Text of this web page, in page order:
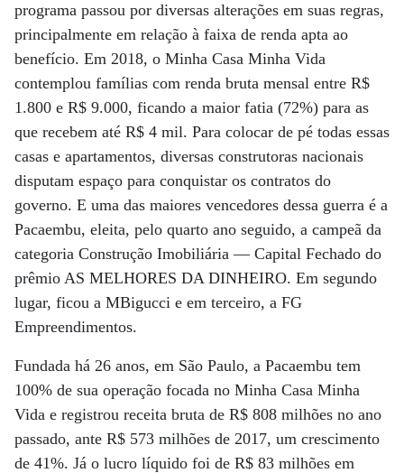
programa passou por diversas alterações em suas regras,
principalmente em relação à faixa de renda apta ao
benefício. Em 2018, o Minha Casa Minha Vida
contemplou famílias com renda bruta mensal entre R$
1.800 e R$ 9.000, ficando a maior fatia (72%) para as
que recebem até R$ 4 mil. Para colocar de pé todas essas
casas e apartamentos, diversas construtoras nacionais
disputam espaço para conquistar os contratos do
governo. E uma das maiores vencedores dessa guerra é a
Pacaembu, eleita, pelo quarto ano seguido, a campeã da
categoria Construção Imobiliária — Capital Fechado do
prêmio AS MELHORES DA DINHEIRO. Em segundo
lugar, ficou a MBigucci e em terceiro, a FG
Empreendimentos.
Fundada há 26 anos, em São Paulo, a Pacaembu tem
100% de sua operação focada no Minha Casa Minha
Vida e registrou receita bruta de R$ 808 milhões no ano
passado, ante R$ 573 milhões de 2017, um crescimento
de 41%. Já o lucro líquido foi de R$ 83 milhões em